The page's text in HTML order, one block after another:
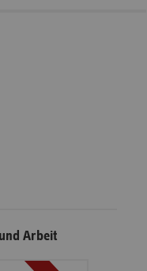
Arbeit